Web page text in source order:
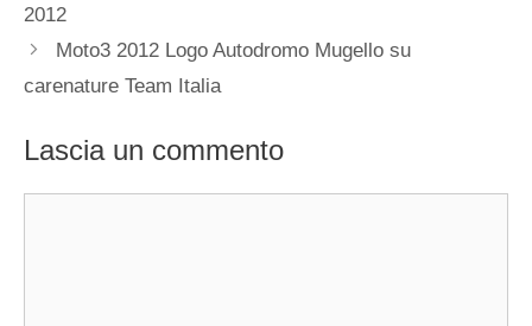
2012
Moto3 2012 Logo Autodromo Mugello su
carenature Team Italia
Lascia un commento